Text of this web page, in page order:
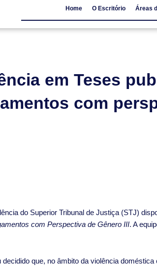
Home O Escritório Áreas
em Teses
com
do Superior Tribunal de Justiça (STJ)
com Perspectiva de Gênero III. A
decidido que, no âmbito da violência